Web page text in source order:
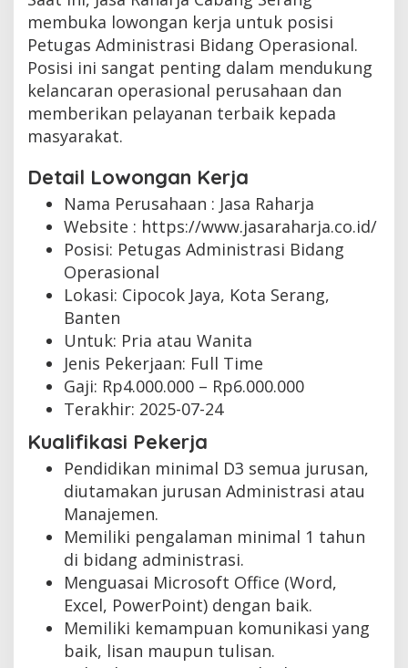
membuka lowongan kerja untuk posisi
Petugas Administrasi Bidang Operasional.
Posisi ini sangat penting dalam mendukung
kelancaran operasional perusahaan dan
memberikan pelayanan terbaik kepada
masyarakat.
Detail Lowongan Kerja
Nama Perusahaan : Jasa Raharja
Website : https://www.jasaraharja.co.id/
Posisi: Petugas Administrasi Bidang
Operasional
Lokasi: Cipocok Jaya, Kota Serang,
Banten
Untuk: Pria atau Wanita
Jenis Pekerjaan: Full Time
Gaji: Rp4.000.000 – Rp6.000.000
Terakhir: 2025-07-24
Kualifikasi Pekerja
Pendidikan minimal D3 semua jurusan,
diutamakan jurusan Administrasi atau
Manajemen.
Memiliki pengalaman minimal 1 tahun
di bidang administrasi.
Menguasai Microsoft Office (Word,
Excel, PowerPoint) dengan baik.
Memiliki kemampuan komunikasi yang
baik, lisan maupun tulisan.